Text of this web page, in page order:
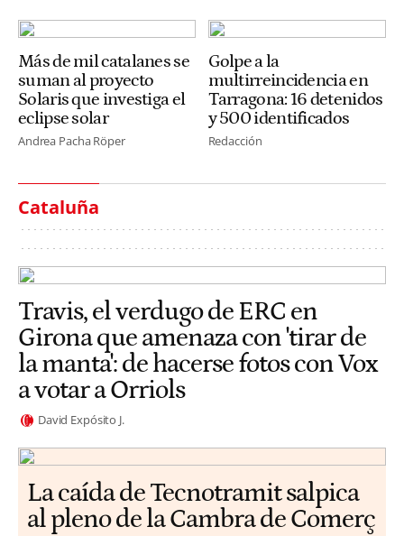
Más de mil catalanes se
suman al proyecto
Solaris que investiga el
eclipse solar
Andrea Pacha Röper
Golpe a la
multirreincidencia en
Tarragona: 16 detenidos
y 500 identificados
Redacción
Cataluña
Travis, el verdugo de ERC en
Girona que amenaza con 'tirar de
la manta': de hacerse fotos con Vox
a votar a Orriols
David Expósito J.
La caída de Tecnotramit salpica
al pleno de la Cambra de Comerç